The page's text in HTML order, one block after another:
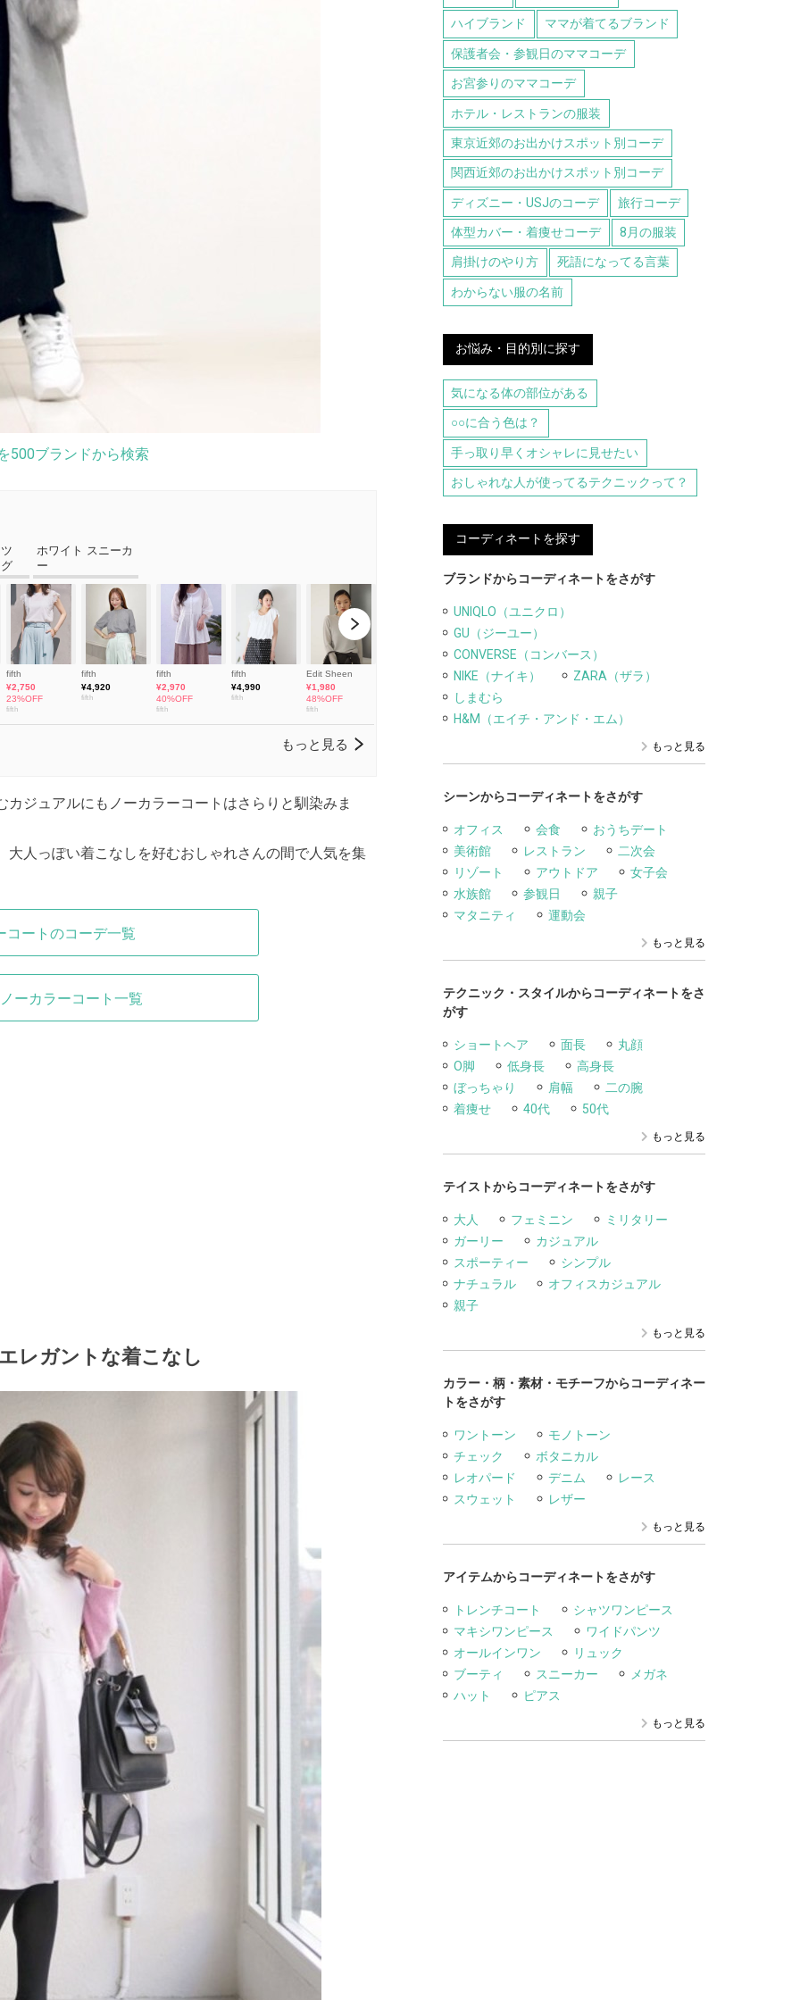
500ブランドから検索
ジュアルにもノーカラーコートはさらりと馴染みま
人っぽい着こなしを好むおしゃれさんの間で人気を集
コートのコーデ一覧
ーカラーコート一覧
レガントな着こなし
ハイブランド ママが着てるブランド
保護者会・参観日のママコーデ
お宮参りのママコーデ
ホテル・レストランの服装
東京近郊のお出かけスポット別コーデ
関西近郊のお出かけスポット別コーデ
ディズニー・USJのコーデ 旅行コーデ
体型カバー・着痩せコーデ 8月の服装
肩掛けのやり方 死語になってる言葉
わからない服の名前
お悩み・目的別に探す
気になる体の部位がある
○○に合う色は？
手っ取り早くオシャレに見せたい
おしゃれな人が使ってるテクニックって？
コーディネートを探す
ブランドからコーディネートをさがす
UNIQLO（ユニクロ）
GU（ジーユー）
CONVERSE（コンバース）
NIKE（ナイキ）
ZARA（ザラ）
しまむら
H&M（エイチ・アンド・エム）
もっと見る
シーンからコーディネートをさがす
オフィス 会食
おうちデート
美術館
レストラン
二次会
リゾート
アウトドア
女子会
水族館
参観日
親子
マタニティ
運動会
もっと見る
テクニック・スタイルからコーディネートをさ
がす
ショートヘア 面長
丸顔
O脚
低身長
高身長
ぼっちゃり
肩幅
二の腕
着痩せ
40代 50代
もっと見る
テイストからコーディネートをさがす
大人 フェミニン
ミリタリー
ガーリー
カジュアル
スポーティー
シンプル
ナチュラル
オフィスカジュアル
親子
もっと見る
カラー・柄・素材・モチーフからコーディネー
トをさがす
ワントーン
モノトーン
チェック
ボタニカル
レオパード
デニム
レース
スウェット
レザー
もっと見る
アイテムからコーディネートをさがす
トレンチコート
シャツワンピース
マキシワンピース
ワイドパンツ
オールインワン
リュック
ブーティ
スニーカー
メガネ
ハット
ピアス
もっと見る